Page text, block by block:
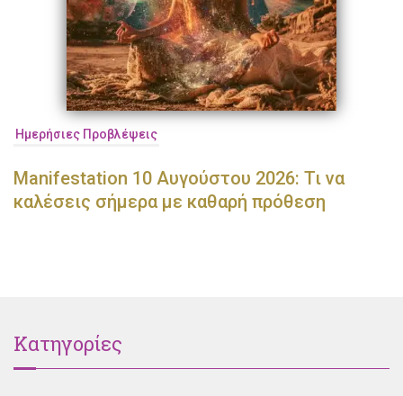
Ημερήσιες Προβλέψεις
Manifestation 10 Αυγούστου 2026: Τι να
καλέσεις σήμερα με καθαρή πρόθεση
Κατηγορίες